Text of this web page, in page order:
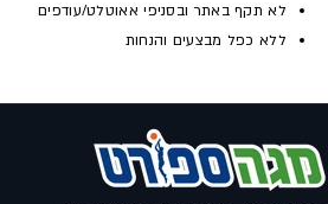
לא תקף באתר ובסניפי אאוטלט/עודפים
ללא כפל מבצעים והנחות